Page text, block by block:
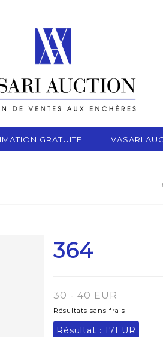
GRATUITE VASARI
364
30 - 40 EUR
Résultats sans frais
Résultat : 17EUR